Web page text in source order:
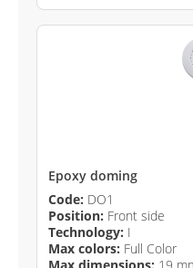
Epoxy doming
Code: DO1
Position: Front side
Technology: I
Max colors: Full Color